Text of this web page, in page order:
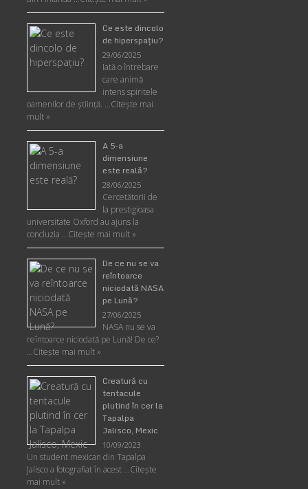
Ce este dincolo
de hiperspaţiu?
29/06/2025
Iată o întrebare
care animă
intens spiritele
oamenilor de ştiinţă. …Citește mai
mult »
A 5-a
dimensiune
este reală?
28/06/2025
Cercetătorii de
la prestigioasa
universitate Oxford au ajuns la
concluzia …Citește mai mult »
De ce nu se va
reîntoarce
niciodată NASA
pe Lună?
27/06/2025
NASA nu se va
reîntoarce niciodată pe Lună! De ce?
…Citește mai mult »
Creatură cu
tentacule
plutind în cer la
Tapalpa
Jalisco, Mexic
10/09/2023
Un student mexican din Tapalpa
Jalisco a fotografiat în acest …Citește
mai mult »